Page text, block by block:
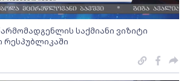
საქმიანი ვიზიტი
რესპუბლიკაში